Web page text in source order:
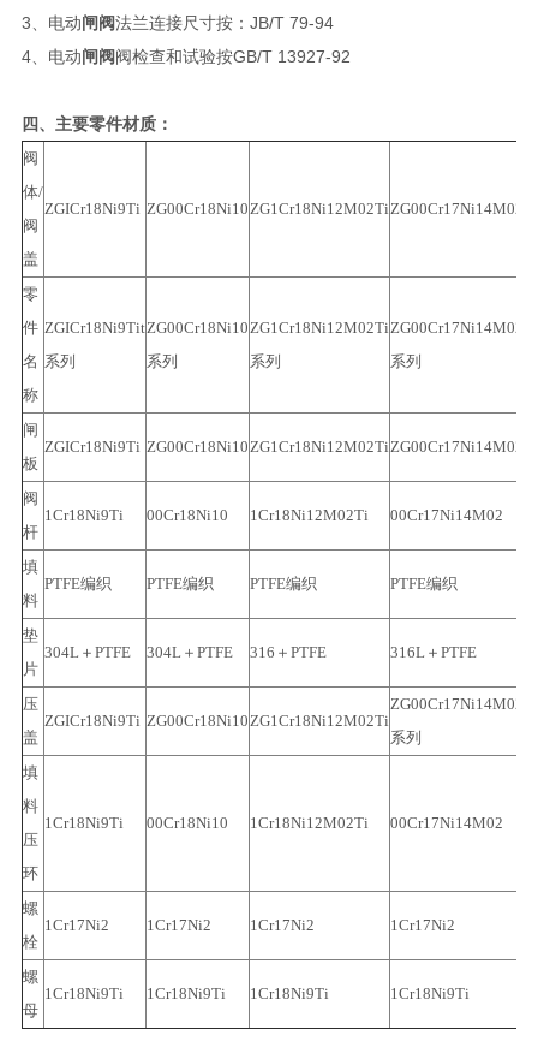
3、电动闸阀法兰连接尺寸按：JB/T 79-94
4、电动闸阀阀检查和试验按GB/T 13927-92
四、主要零件材质：
阀
体/
阀
盖
ZGICr18Ni9Ti ZG00Cr18Ni10 ZG1Cr18Ni12M02Ti ZG00Cr17Ni14M02
零
件
名
称
ZGICr18Ni9Tit
系列
ZG00Cr18Ni10
系列
ZG1Cr18Ni12M02Ti
系列
ZG00Cr17Ni14M02
系列
闸
板
ZGICr18Ni9Ti ZG00Cr18Ni10 ZG1Cr18Ni12M02Ti ZG00Cr17Ni14M02
阀
杆
1Cr18Ni9Ti 00Cr18Ni10 1Cr18Ni12M02Ti 00Cr17Ni14M02
填
料
PTFE编织 PTFE编织 PTFE编织 PTFE编织
垫
片
304L＋PTFE 304L＋PTFE 316＋PTFE 316L＋PTFE
压
盖
ZGICr18Ni9Ti ZG00Cr18Ni10 ZG1Cr18Ni12M02Ti
ZG00Cr17Ni14M02
系列
填
料
压
环
1Cr18Ni9Ti 00Cr18Ni10 1Cr18Ni12M02Ti 00Cr17Ni14M02
螺
栓
1Cr17Ni2 1Cr17Ni2 1Cr17Ni2 1Cr17Ni2
螺
母
1Cr18Ni9Ti 1Cr18Ni9Ti 1Cr18Ni9Ti 1Cr18Ni9Ti